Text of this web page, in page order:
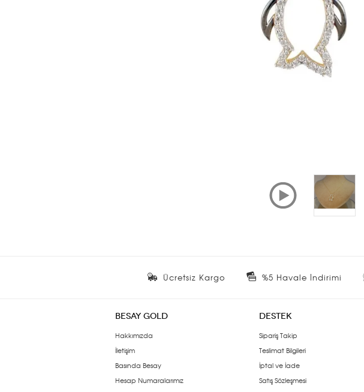
Ücretsiz Kargo %5 Havale İndirimi
BESAY GOLD
Hakkımızda
İletişim
Basında Besay
Hesap Numaralarımız
DESTEK
Sipariş Takip
Teslimat Bilgileri
İptal ve İade
Satış Sözleşmesi